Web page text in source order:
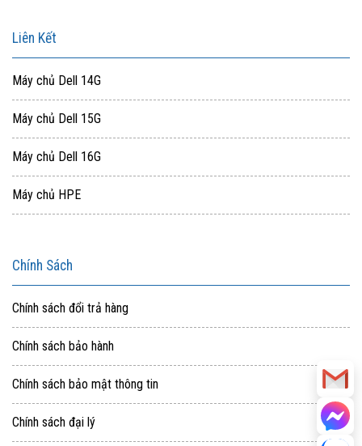
Liên Kết
Máy chủ Dell 14G
Máy chủ Dell 15G
Máy chủ Dell 16G
Máy chủ HPE
Chính Sách
Chính sách đổi trả hàng
Chính sách bảo hành
Chính sách bảo mật thông tin
Chính sách đại lý